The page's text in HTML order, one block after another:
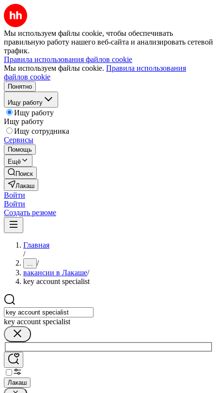
Мы используем файлы cookie, чтобы обеспечивать
правильную работу нашего веб-сайта и анализировать сетевой
трафик.
Правила использования файлов cookie
Мы используем файлы cookie. Правила использования
файлов cookie
Понятно
Ищу работу
Ищу работу
Ищу работу
Ищу сотрудника
Сервисы
Помощь
Ещё
Поиск
Лакаш
Войти
Войти
Создать резюме
Главная
/
... /
вакансии в Лакаше/
key account specialist
key account specialist
Лакаш